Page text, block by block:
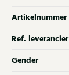
Artikelnummer
Ref. leverancier
Gender